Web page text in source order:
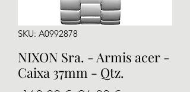
SKU: A0992878
NIXON Sra. - Armis acer -
Caixa 37mm - Qtz.